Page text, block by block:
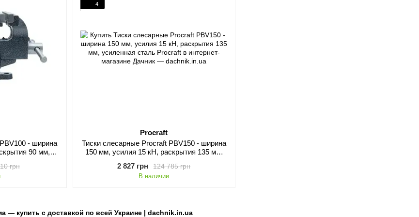
— купить с доставкой по всей Украине | dachnik.in.ua
- ширина
90 мм,
грн
4
Procraft
Тиски слесарные Procraft PBV150 - ширина
150 мм, усилия 15 кН, раскрытия 135 мм,
124 785 грн
2 827 грн
В наличии